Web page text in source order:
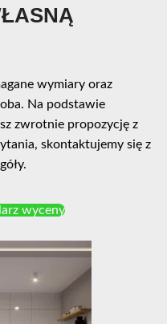
wymiary oraz
Na podstawie
zwrotnie propozycję z
skontaktujemy się z
wyceny